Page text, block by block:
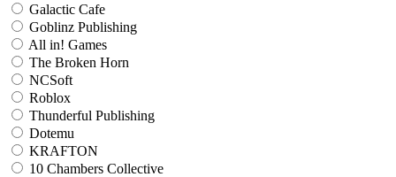
Galactic Cafe
Goblinz Publishing
All in! Games
The Broken Horn
NCSoft
Roblox
Thunderful Publishing
Dotemu
KRAFTON
10 Chambers Collective